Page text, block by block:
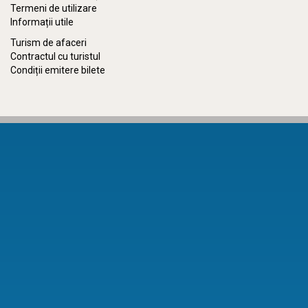
Termeni de utilizare
Informații utile
Turism de afaceri
Contractul cu turistul
Condiții emitere bilete